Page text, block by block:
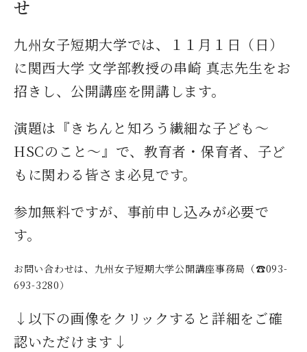
公式SNS
情報公開
国際交流
人間科学専攻（修士課程）
教員検索
対象者別
就職状況
大学見学
進路相談会案内
出前授業（高校生向け）
大規模災害により被災した本入学への特別措置
せ
九州女子短期大学では、１１月１日（日）
に関西大学 文学部教授の串崎 真志先生をお
招きし、公開講座を開講します。
演題は『きちんと知ろう繊細な子ども～
HSCのこと～』で、教育者・保育者、子ど
もに関わる皆さま必見です。
参加無料ですが、事前申し込みが必要で
す。
お問い合わせは、九州女子短期大学公開講座事務局（☎093-
693-3280）
↓以下の画像をクリックすると詳細をご確
認いただけます↓